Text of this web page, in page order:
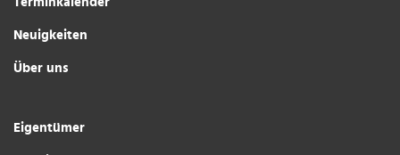
Neuigkeiten
Über uns
Eigentümer